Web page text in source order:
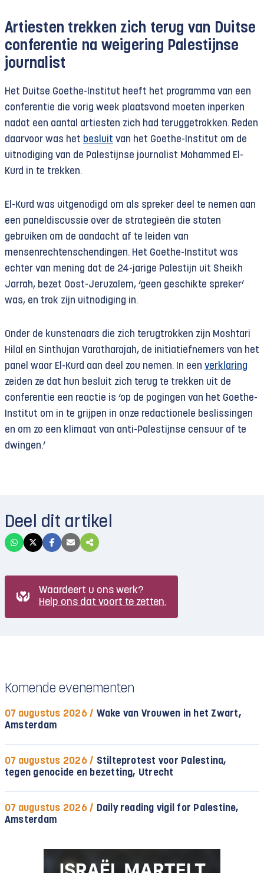
Artiesten trekken zich terug van Duitse
conferentie na weigering Palestijnse
journalist
Het Duitse Goethe-Institut heeft het programma van een
conferentie die vorig week plaatsvond moeten inperken
nadat een aantal artiesten zich had teruggetrokken. Reden
daarvoor was het besluit van het Goethe-Institut om de
uitnodiging van de Palestijnse journalist Mohammed El-
Kurd in te trekken.
El-Kurd was uitgenodigd om als spreker deel te nemen aan
een paneldiscussie over de strategieën die staten
gebruiken om de aandacht af te leiden van
mensenrechtenschendingen. Het Goethe-Institut was
echter van mening dat de 24-jarige Palestijn uit Sheikh
Jarrah, bezet Oost-Jeruzalem, ‘geen geschikte spreker’
was, en trok zijn uitnodiging in.
Onder de kunstenaars die zich terugtrokken zijn Moshtari
Hilal en Sinthujan Varatharajah, de initiatiefnemers van het
panel waar El-Kurd aan deel zou nemen. In een verklaring
zeiden ze dat hun besluit zich terug te trekken uit de
conferentie een reactie is ‘op de pogingen van het Goethe-
Institut om in te grijpen in onze redactionele beslissingen
en om zo een klimaat van anti-Palestijnse censuur af te
dwingen.’
Deel dit artikel
Waardeert u ons werk?
Help ons dat voort te zetten.
Komende evenementen
07 augustus 2026 / Wake van Vrouwen in het Zwart,
Amsterdam
07 augustus 2026 / Stilteprotest voor Palestina,
tegen genocide en bezetting, Utrecht
07 augustus 2026 / Daily reading vigil for Palestine,
Amsterdam